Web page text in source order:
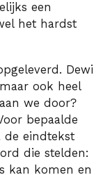
een
het hardst
Dewi
ook heel
we door?
bepaalde
de eindtekst
die stelden:
kan komen en